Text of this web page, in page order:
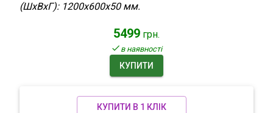
(ШхВхГ): 1200x600x50 мм.
5499 грн.
в наявності
КУПИТИ
КУПИТИ В 1 КЛІК